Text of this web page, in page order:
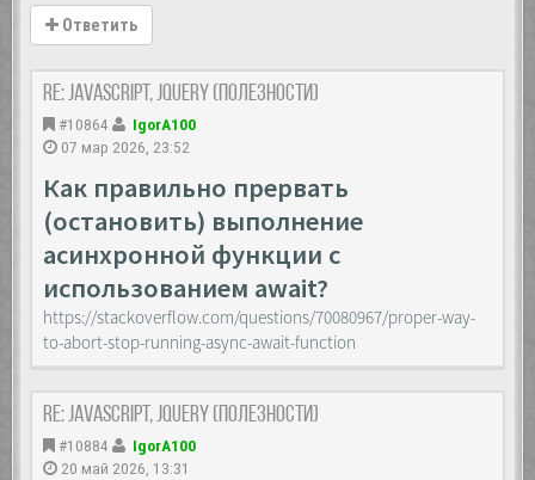
Ответить
Re: JavaScript, Jquery (полезности)
#10864
IgorA100
07 мар 2026, 23:52
Как правильно прервать
(остановить) выполнение
асинхронной функции с
использованием await?
https://stackoverflow.com/questions/70080967/proper-way-
to-abort-stop-running-async-await-function
Re: JavaScript, Jquery (полезности)
#10884
IgorA100
20 май 2026, 13:31